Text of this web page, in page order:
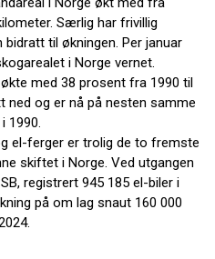
Særlig har frivillig
til økningen. Per januar
i Norge vernet.
med 38 prosent fra 1990 til
ned og er nå på nesten samme
1990.
el-ferger er trolig de to fremste
skiftet i Norge. Ved utgangen
registrert 945 185 el-biler i
på om lag snaut 160 000